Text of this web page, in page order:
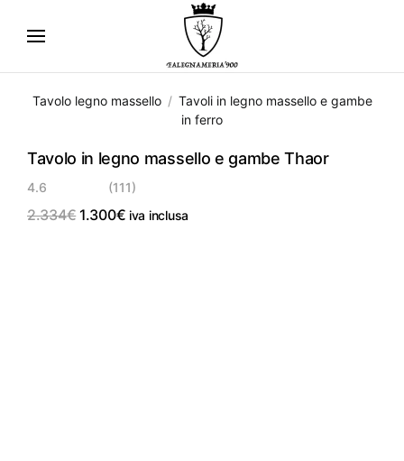
to
main
Tavolo legno massello
Tavoli in legno massello e gambe
in ferro
Tavolo in legno massello e gambe Thaor
4.6 (111)
2.334€ Il
1.300€Iliva inclusa